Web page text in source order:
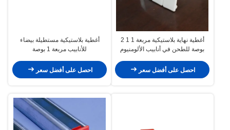
أغطية نهاية بلاستيكية مربعة 1 1 2
بوصة للطحن في أنابيب الألومنيوم
احصل على أفضل سعر
أغطية بلاستيكية مستطيلة بيضاء
للأنابيب مربعة 1 بوصة
احصل على أفضل سعر